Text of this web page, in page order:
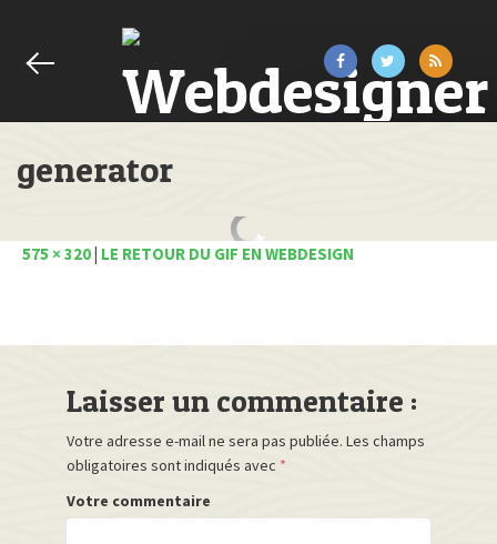
generator
575 × 320| LE RETOUR DU GIF EN WEBDESIGN
Laisser un commentaire :
Votre adresse e-mail ne sera pas publiée. Les champs
obligatoires sont indiqués avec *
Votre commentaire